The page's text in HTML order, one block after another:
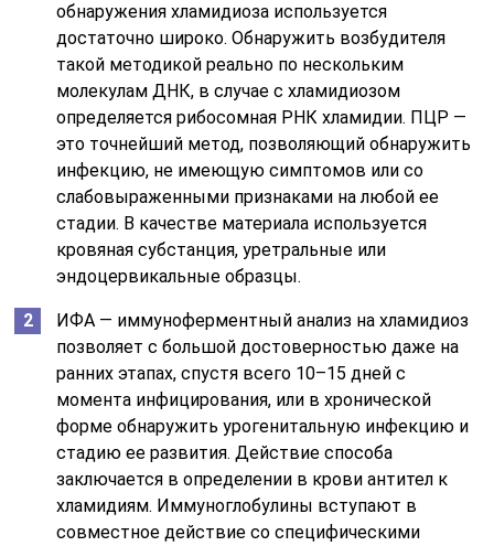
обнаружения хламидиоза используется
достаточно широко. Обнаружить возбудителя
такой методикой реально по нескольким
молекулам ДНК, в случае с хламидиозом
определяется рибосомная РНК хламидии. ПЦР —
это точнейший метод, позволяющий обнаружить
инфекцию, не имеющую симптомов или со
слабовыраженными признаками на любой ее
стадии. В качестве материала используется
кровяная субстанция, уретральные или
эндоцервикальные образцы.
ИФА — иммуноферментный анализ на хламидиоз
позволяет с большой достоверностью даже на
ранних этапах, спустя всего 10–15 дней с
момента инфицирования, или в хронической
форме обнаружить урогенитальную инфекцию и
стадию ее развития. Действие способа
заключается в определении в крови антител к
хламидиям. Иммуноглобулины вступают в
совместное действие со специфическими